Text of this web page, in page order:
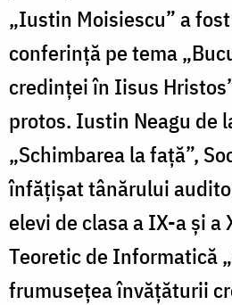
„Iustin Moisiescu” a
conferință pe tema
credinței în Iisus
protos. Iustin Neagu de
„Schimbarea la față”,
înfățișat tânărului
elevi de clasa a IX-a și a
Teoretic de Informatică
frumusețea învățăturii